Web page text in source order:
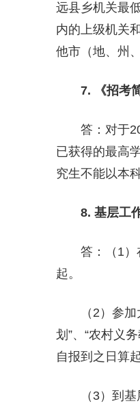
远县乡机关最
内的上级机关
他市（地、州
7. 《招考
答：对于
已获得的最高
究生不能以本
8. 基层工
答：（1）在
起。
（2）参加大
划”、“农村义
自报到之日算起
（3）到基层